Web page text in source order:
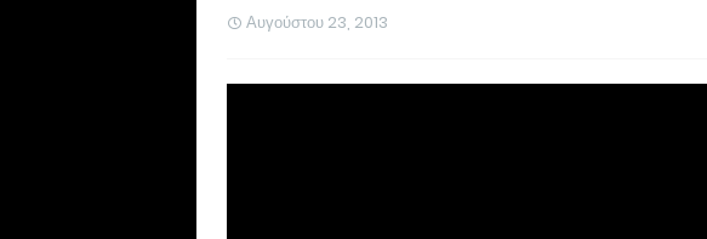
Αυγούστου 23, 2013